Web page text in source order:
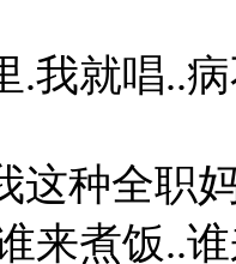
.我就唱..
这种全职
来煮饭..